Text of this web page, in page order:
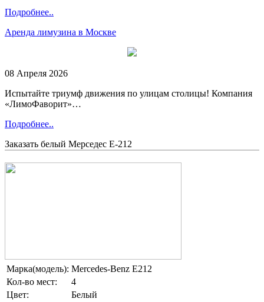
Подробнее..
Аренда лимузина в Москве
08 Апреля 2026
Испытайте триумф движения по улицам столицы! Компания
«ЛимоФаворит»…
Подробнее..
Заказать белый Мерседес Е-212
Марка(модель): Mercedes-Benz E212
Кол-во мест:
4
Цвет:
Белый